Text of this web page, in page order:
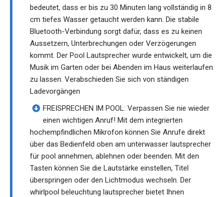
bedeutet, dass er bis zu 30 Minuten lang vollständig in 8
cm tiefes Wasser getaucht werden kann. Die stabile
Bluetooth-Verbindung sorgt dafür, dass es zu keinen
Aussetzern, Unterbrechungen oder Verzögerungen
kommt. Der Pool Lautsprecher wurde entwickelt, um die
Musik im Garten oder bei Abenden im Haus weiterlaufen
zu lassen. Verabschieden Sie sich von ständigen
Ladevorgängen
FREISPRECHEN IM POOL: Verpassen Sie nie wieder
einen wichtigen Anruf! Mit dem integrierten
hochempfindlichen Mikrofon können Sie Anrufe direkt
über das Bedienfeld oben am unterwasser lautsprecher
für pool annehmen, ablehnen oder beenden. Mit den
Tasten können Sie die Lautstärke einstellen, Titel
überspringen oder den Lichtmodus wechseln. Der
whirlpool beleuchtung lautsprecher bietet Ihnen